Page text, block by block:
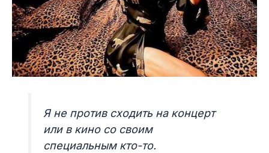
Я не против сходить на концерт
или в кино со своим
специальным кто-то.